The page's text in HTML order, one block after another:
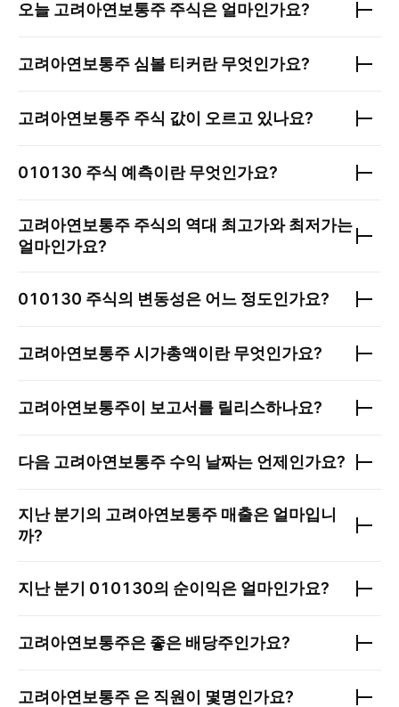
오늘 고려아연보통주 주식은 얼마인가요?
고려아연보통주 심볼 티커란 무엇인가요?
고려아연보통주 주식 값이 오르고 있나요?
010130 주식 예측이란 무엇인가요?
고려아연보통주 주식의 역대 최고가와 최저가는
얼마인가요?
010130 주식의 변동성은 어느 정도인가요?
고려아연보통주시가총액이란 무엇인가요?
고려아연보통주이 보고서를 릴리스하나요?
다음 고려아연보통주 수익 날짜는 언제인가요?
지난 분기의 고려아연보통주 매출은 얼마입니
까?
지난 분기 010130의 순이익은 얼마인가요?
고려아연보통주은 좋은 배당주인가요?
고려아연보통주 은 직원이 몇명인가요?